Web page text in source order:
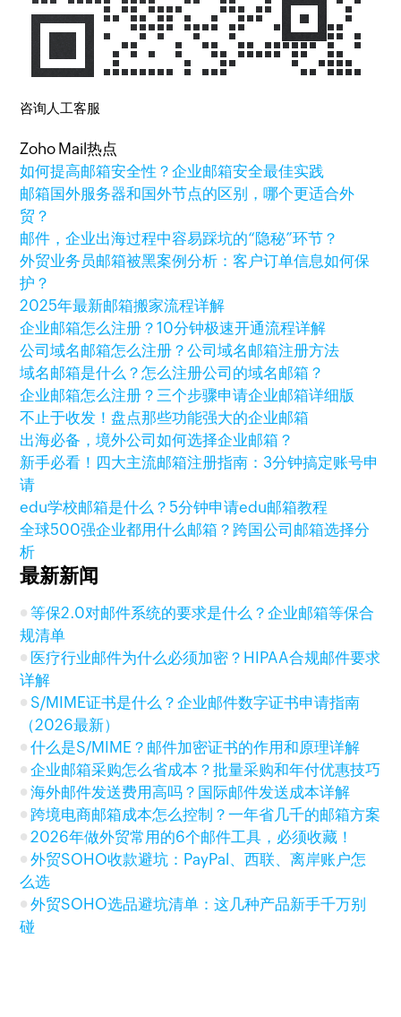
咨询人工客服
Zoho Mail热点
如何提高邮箱安全性？企业邮箱安全最佳实践
邮箱国外服务器和国外节点的区别，哪个更适合外
贸？
邮件，企业出海过程中容易踩坑的“隐秘”环节？
外贸业务员邮箱被黑案例分析：客户订单信息如何保
护？
2025年最新邮箱搬家流程详解
企业邮箱怎么注册？10分钟极速开通流程详解
公司域名邮箱怎么注册？公司域名邮箱注册方法
域名邮箱是什么？怎么注册公司的域名邮箱？
企业邮箱怎么注册？三个步骤申请企业邮箱详细版
不止于收发！盘点那些功能强大的企业邮箱
出海必备，境外公司如何选择企业邮箱？
新手必看！四大主流邮箱注册指南：3分钟搞定账号申
请
edu学校邮箱是什么？5分钟申请edu邮箱教程
全球500强企业都用什么邮箱？跨国公司邮箱选择分
析
最新新闻
等保2.0对邮件系统的要求是什么？企业邮箱等保合
规清单
医疗行业邮件为什么必须加密？HIPAA合规邮件要求
详解
S/MIME证书是什么？企业邮件数字证书申请指南
（2026最新）
什么是S/MIME？邮件加密证书的作用和原理详解
企业邮箱采购怎么省成本？批量采购和年付优惠技巧
海外邮件发送费用高吗？国际邮件发送成本详解
跨境电商邮箱成本怎么控制？一年省几千的邮箱方案
2026年做外贸常用的6个邮件工具，必须收藏！
外贸SOHO收款避坑：PayPal、西联、离岸账户怎
么选
外贸SOHO选品避坑清单：这几种产品新手千万别
碰